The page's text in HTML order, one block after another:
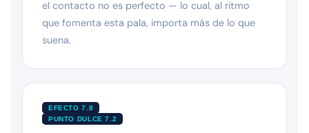
el contacto no es perfecto — lo cual, al ritmo
que fomenta esta pala, importa más de lo que
suena.
EFECTO 7.8
PUNTO DULCE 7.2